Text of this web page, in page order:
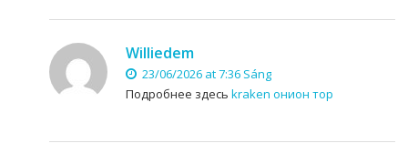
Williedem
23/06/2026 at 7:36 Sáng
Подробнее здесь kraken онион тор